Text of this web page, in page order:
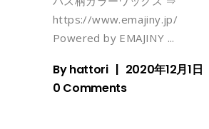
https://www.emajiny.jp/
Powered by EMAJINY
Byhattori
2020年12月1日
0 Comments